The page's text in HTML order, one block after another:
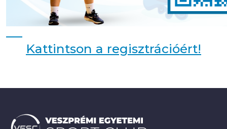
Kattintson a regisztrációért!